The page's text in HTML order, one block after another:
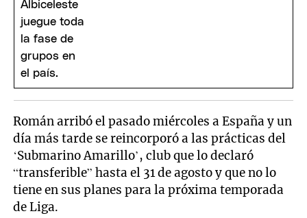
Román arribó el pasado miércoles a España y un
día más tarde se reincorporó a las prácticas del
‘Submarino Amarillo’, club que lo declaró
“transferible” hasta el 31 de agosto y que no lo
tiene en sus planes para la próxima temporada
de Liga.